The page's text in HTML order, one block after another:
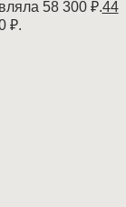
58 300 ₽.44
₽.